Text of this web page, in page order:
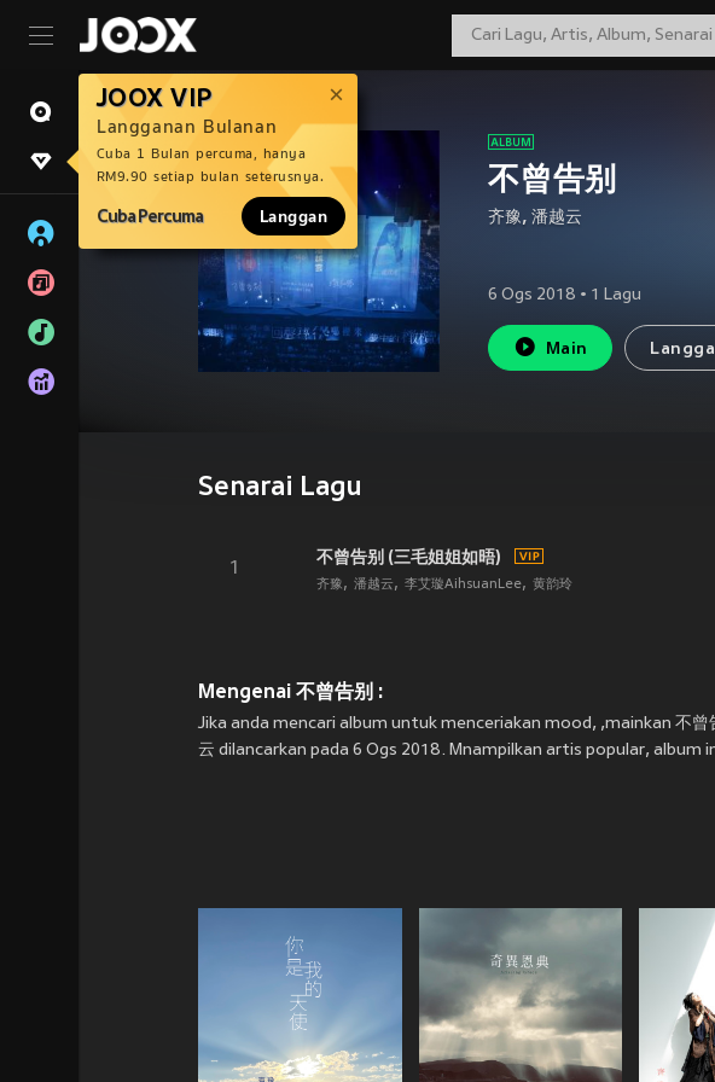
JOOX VIP
Langganan Bulanan
Cuba 1 Bulan percuma, hanya
RM9.90 setiap bulan seterusnya.
Cuba Percuma Langgan
不曾告别
齐豫, 潘越云
6 Ogs 2018 • 1 Lagu
Main
Senarai Lagu
1
不曾告别 (三毛姐姐如晤)
齐豫 潘越云 李艾璇AihsuanLee 黄韵玲
Mengenai 不曾告别 :
Jika anda mencari album untuk menceriakan mood, ,mainkan 不
云 dilancarkan pada 6 Ogs 2018. Mnampilkan artis popular, album